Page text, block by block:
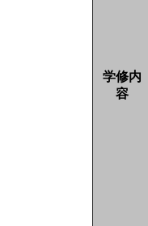
学修内
容